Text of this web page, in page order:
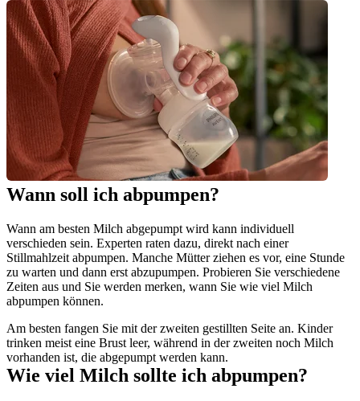
Wann soll ich abpumpen?
Wann am besten Milch abgepumpt wird kann individuell
verschieden sein. Experten raten dazu, direkt nach einer
Stillmahlzeit abpumpen. Manche Mütter ziehen es vor, eine Stunde
zu warten und dann erst abzupumpen. Probieren Sie verschiedene
Zeiten aus und Sie werden merken, wann Sie wie viel Milch
abpumpen können.
Am besten fangen Sie mit der zweiten gestillten Seite an. Kinder
trinken meist eine Brust leer, während in der zweiten noch Milch
vorhanden ist, die abgepumpt werden kann.
Wie viel Milch sollte ich abpumpen?